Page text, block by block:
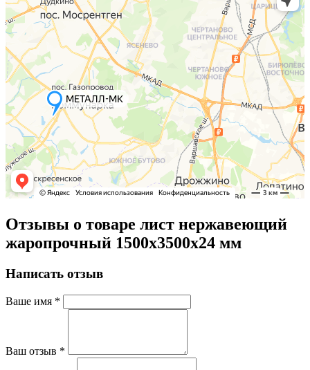
Отзывы о товаре лист нержавеющий
жаропрочный 1500х3500х24 мм
Написать отзыв
Ваше имя *
Ваш отзыв *